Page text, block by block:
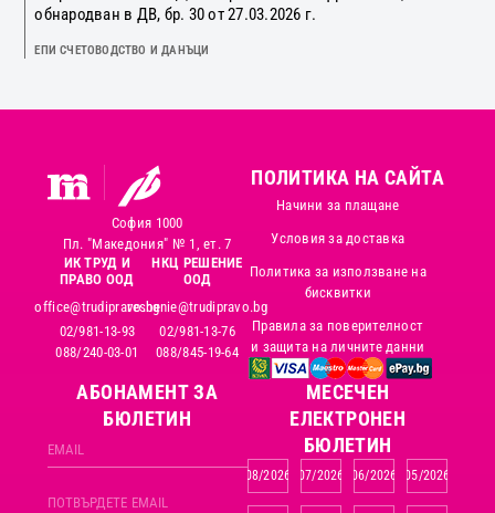
обнародван в ДВ, бр. 30 от 27.03.2026 г.
ЕПИ СЧЕТОВОДСТВО И ДАНЪЦИ
София 1000
Пл. "Македония" № 1, ет. 7
ИК ТРУД И
ПРАВО ООД
office@trudipravo.bg
02/981-13-93
088/240-03-01
НКЦ РЕШЕНИЕ
ООД
reshenie@trudipravo.bg
02/981-13-76
088/845-19-64
ПОЛИТИКА НА САЙТА
Начини за плащане
Условия за доставка
Политика за използване на
бисквитки
Правила за поверителност
и защита на личните данни
АБОНАМЕНТ ЗА
БЮЛЕТИН
MЕСЕЧЕН
ЕЛЕКТРОНЕН
БЮЛЕТИН
08/2026 07/2026 06/2026 05/2026